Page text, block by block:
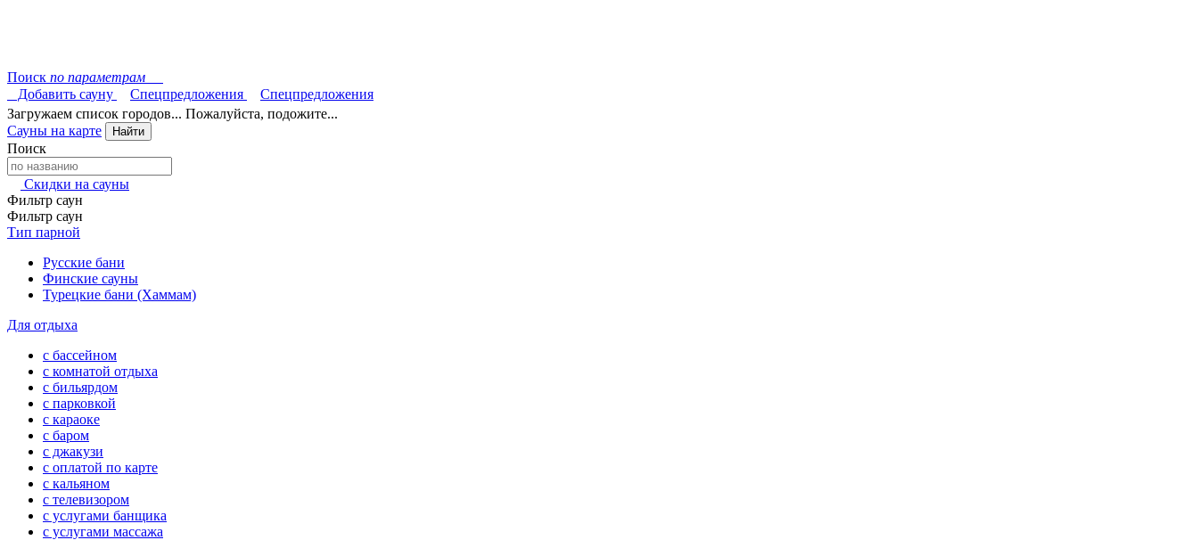
Поиск по параметрам
Добавить сауну
Спецпредложения
Спецпредложения
Загружаем список городов... Пожалуйста, подожите...
Сауны на карте
Найти
Поиск
Скидки на сауны
Фильтр саун
Фильтр саун
Тип парной
Русские бани
Финские сауны
Турецкие бани (Хаммам)
Для отдыха
с бассейном
с комнатой отдыха
с бильярдом
с парковкой
с караоке
с баром
с джакузи
с оплатой по карте
с кальяном
с телевизором
с услугами банщика
с услугами массажа